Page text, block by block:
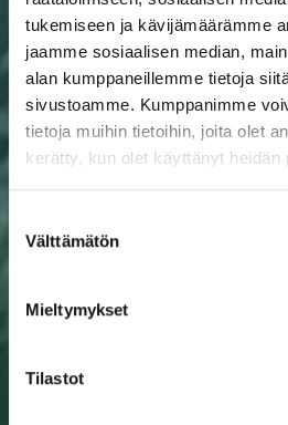
tukemiseen ja kävijämäärämme
jaamme sosiaalisen median,
alan kumppaneillemme tietoja
sivustoamme. Kumppanimme
tietoja muihin tietoihin, joita olet
kerätty, kun olet käyttänyt heidän
valinta
Välttämätön
Mieltymykset
Tilastot
ETUSIVU AUTA ITÄMERTA
PALA
Auta pelastamaan Itämeri.
saajalle tärkeän merialueen
Valitse pala